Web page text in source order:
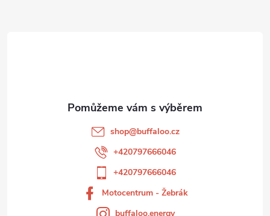
shop@buffaloo.cz
+420797666046
+420797666046
Motocentrum - Žebrák
buffaloo.energy